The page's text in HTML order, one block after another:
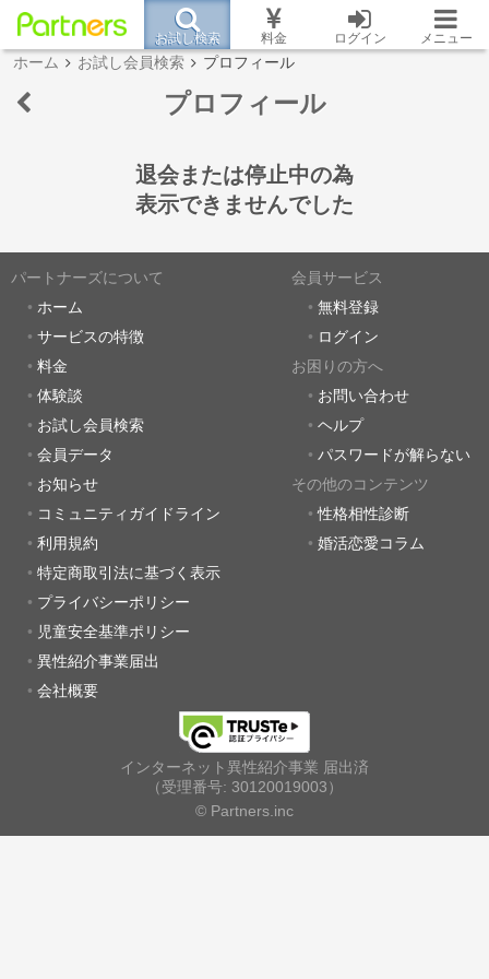
お試し検索 料金 ログイン メニュー
ホーム お試し会員検索 プロフィール
プロフィール
退会または停止中の為
表示できませんでした
パートナーズについて
ホーム
サービスの特徴
料金
体験談
お試し会員検索
会員データ
お知らせ
コミュニティガイドライン
利用規約
特定商取引法に基づく表示
プライバシーポリシー
児童安全基準ポリシー
異性紹介事業届出
会社概要
会員サービス
無料登録
ログイン
お困りの方へ
お問い合わせ
ヘルプ
パスワードが解らない
その他のコンテンツ
性格相性診断
婚活恋愛コラム
インターネット異性紹介事業 届出済
（受理番号: 30120019003）
© Partners.inc